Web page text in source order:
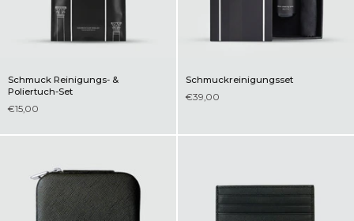
Schmuck Reinigungs- &
Poliertuch-Set
€15,00
Schmuckreinigungsset
€39,00